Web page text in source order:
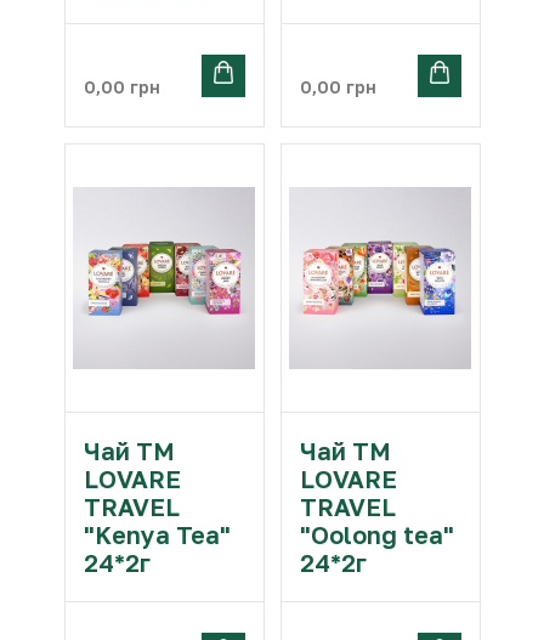
0,00 грн 0,00 грн
Чай ТМ
LOVARE
TRAVEL
"Kenya Tea"
24*2г
Чай ТМ
LOVARE
TRAVEL
"Oolong tea"
24*2г